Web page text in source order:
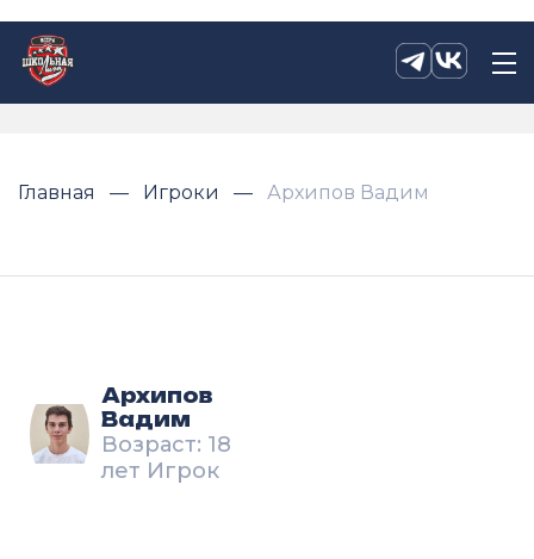
Главная Игроки Архипов Вадим
Архипов
Вадим
Возраст: 18
лет Игрок